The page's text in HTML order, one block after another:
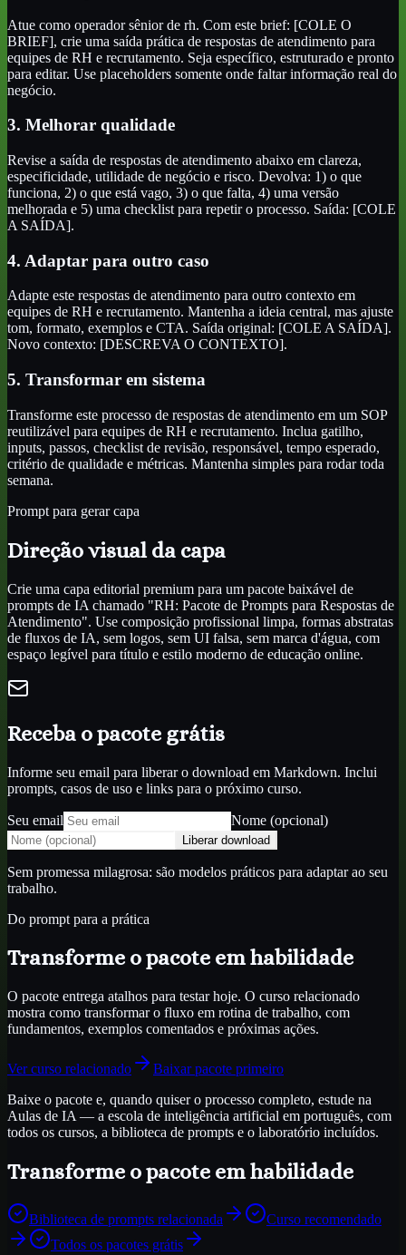
Atue como operador sênior de rh. Com este brief: [COLE O
BRIEF], crie uma saída prática de respostas de atendimento para
equipes de RH e recrutamento. Seja específico, estruturado e pronto
para editar. Use placeholders somente onde faltar informação real do
negócio.
3. Melhorar qualidade
Revise a saída de respostas de atendimento abaixo em clareza,
especificidade, utilidade de negócio e risco. Devolva: 1) o que
funciona, 2) o que está vago, 3) o que falta, 4) uma versão
melhorada e 5) uma checklist para repetir o processo. Saída: [COLE
A SAÍDA].
4. Adaptar para outro caso
Adapte este respostas de atendimento para outro contexto em
equipes de RH e recrutamento. Mantenha a ideia central, mas ajuste
tom, formato, exemplos e CTA. Saída original: [COLE A SAÍDA].
Novo contexto: [DESCREVA O CONTEXTO].
5. Transformar em sistema
Transforme este processo de respostas de atendimento em um SOP
reutilizável para equipes de RH e recrutamento. Inclua gatilho,
inputs, passos, checklist de revisão, responsável, tempo esperado,
critério de qualidade e métricas. Mantenha simples para rodar toda
semana.
Prompt para gerar capa
Direção visual da capa
Crie uma capa editorial premium para um pacote baixável de
prompts de IA chamado "RH: Pacote de Prompts para Respostas de
Atendimento". Use composição profissional limpa, formas abstratas
de fluxos de IA, sem logos, sem UI falsa, sem marca d'água, com
espaço legível para título e estilo moderno de educação online.
Receba o pacote grátis
Informe seu email para liberar o download em Markdown. Inclui
prompts, casos de uso e links para o próximo curso.
Seu email Nome (opcional)
Liberar download
Sem promessa milagrosa: são modelos práticos para adaptar ao seu
trabalho.
Do prompt para a prática
Transforme o pacote em habilidade
O pacote entrega atalhos para testar hoje. O curso relacionado
mostra como transformar o fluxo em rotina de trabalho, com
fundamentos, exemplos comentados e próximas ações.
Ver curso relacionado
Baixar pacote primeiro
Baixe o pacote e, quando quiser o processo completo, estude na
Aulas de IA — a escola de inteligência artificial em português, com
todos os cursos, a biblioteca de prompts e o laboratório incluídos.
Transforme o pacote em habilidade
Biblioteca de prompts relacionada
Curso recomendado
Todos os pacotes grátis